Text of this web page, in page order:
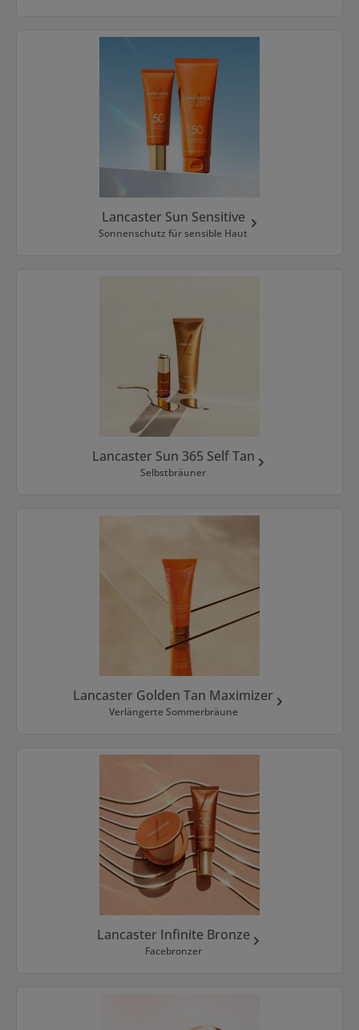
Lancaster Sun Sensitive
Sonnenschutz für sensible Haut
Lancaster Sun 365 Self Tan
Selbstbräuner
Lancaster Golden Tan Maximizer
Verlängerte Sommerbräune
Lancaster Infinite Bronze
Facebronzer